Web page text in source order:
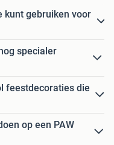
kunt gebruiken voor
specialer
feestdecoraties die
op een PAW